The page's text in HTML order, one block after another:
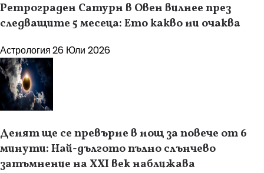
Ретрограден Сатурн в Овен вилнее през
следващите 5 месеца: Ето какво ни очаква
Астрология26 Юли 2026
Денят ще се превърне в нощ за повече от 6
минути: Най-дългото пълно слънчево
затъмнение на XXI век наближава